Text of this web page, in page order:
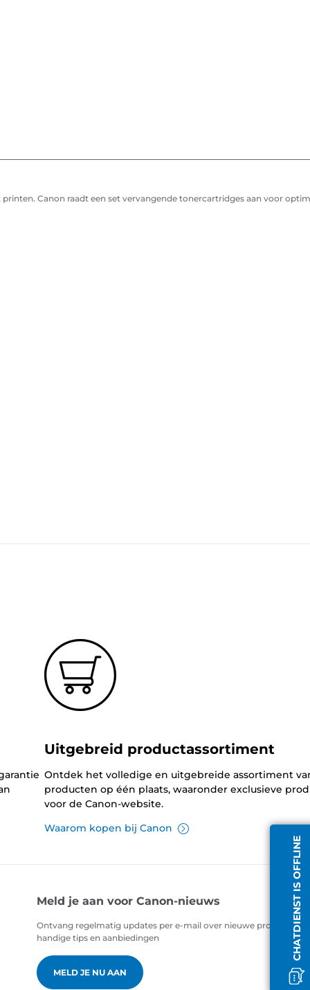
Canon raadt een set vervangende tonercartridges aan voor
CHATDIENST IS OFFLINE
Uitgebreid productassortiment
Ontdek het volledige en uitgebreide assortiment
producten op één plaats, waaronder exclusieve
voor de Canon-website.
Waarom kopen bij Canon
Meld je aan voor Canon-nieuws
Ontvang regelmatig updates per e-mail over nieuwe producten,
handige tips en aanbiedingen
MELD JE NU AAN